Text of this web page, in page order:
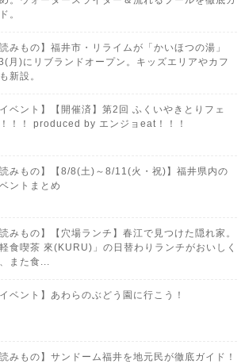
。
読みもの】福井市・リライムが「かいほつの湯」
月)にリブランドオープン。キッズエリアやカフ
新設。
イベント】【開催済】第2回 ふくいやきとりフェ
！！ produced by エンジョeat！！！
読みもの】【8/8(土)～8/11(火・祝)】福井県内の
ントまとめ
読みもの】【穴場ランチ】春江で見つけた隠れ家。
軽食喫茶 來(KURU)」の日替わりランチがおいしく
また食...
イベント】あわらのぶどう園に行こう！
読みもの】サンドーム福井を地元民が徹底ガイド！